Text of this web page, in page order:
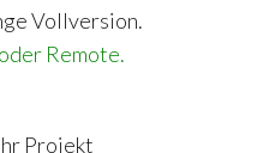
Vollversion.
Remote.
Projekt